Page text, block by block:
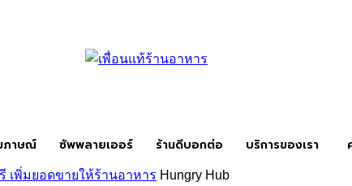
ภาษณ์ ซัพพลายเออร์ ร้านดีบอกต่อ บริการของเรา
เพิ่มยอดขายให้ร้านอาหาร Hungry Hub